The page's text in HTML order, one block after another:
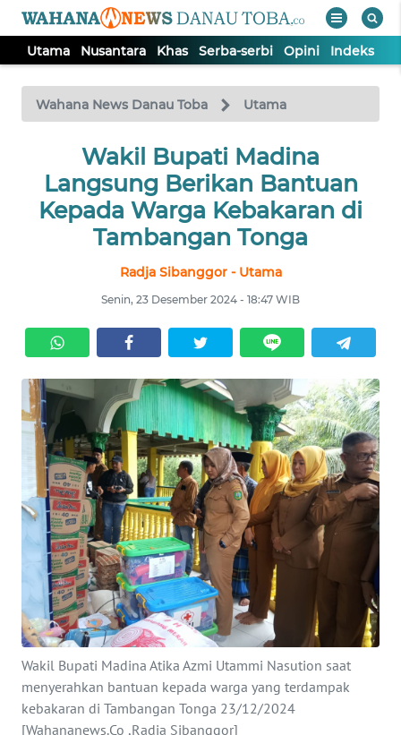
Utama Nusantara Khas Serba-serbi Opini Indeks
Wahana News Danau Toba Utama
Wakil Bupati Madina
Langsung Berikan Bantuan
Kepada Warga Kebakaran di
Tambangan Tonga
Radja Sibanggor - Utama
Senin, 23 Desember 2024 - 18:47 WIB
Wakil Bupati Madina Atika Azmi Utammi Nasution saat
menyerahkan bantuan kepada warga yang terdampak
kebakaran di Tambangan Tonga 23/12/2024
[Wahananews.Co ,Radja Sibanggor]
TV
Tutup
NUSANTARA
SERBI
OPINI
Informasi
INDEKS
BERITA
KONTAK
KAMI
INFO
IKLAN
TENTANG
PEDOMAN